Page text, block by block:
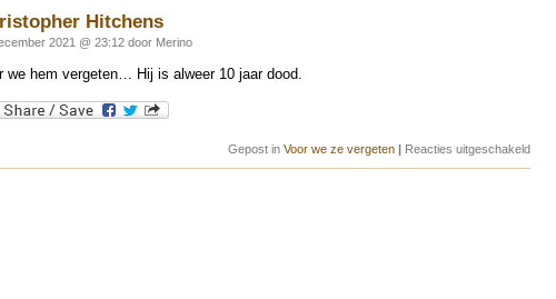
Hitchens
2021 @ 23:12 door Merino
we hem vergeten… Hij is alweer 10 jaar dood.
Gepost in Voor we ze vergeten Reacties uitgeschakeldvoor